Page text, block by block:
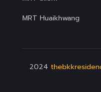
MRT Huaikhwang
2024